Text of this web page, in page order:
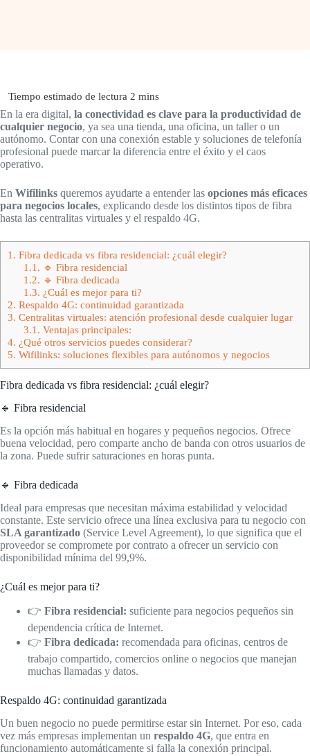
En la era digital, la conectividad es clave para la productividad de
cualquier negocio, ya sea una tienda, una oficina, un taller o un
autónomo. Contar con una conexión estable y soluciones de telefonía
profesional puede marcar la diferencia entre el éxito y el caos
operativo.
En Wifilinks queremos ayudarte a entender las opciones más eficaces
para negocios locales, explicando desde los distintos tipos de fibra
hasta las centralitas virtuales y el respaldo 4G.
1. Fibra dedicada vs fibra residencial: ¿cuál elegir?
1.1. 🔹 Fibra residencial
1.2. 🔹 Fibra dedicada
1.3. ¿Cuál es mejor para ti?
2. Respaldo 4G: continuidad garantizada
3. Centralitas virtuales: atención profesional desde cualquier lugar
3.1. Ventajas principales:
4. ¿Qué otros servicios puedes considerar?
5. Wifilinks: soluciones flexibles para autónomos y negocios
Fibra dedicada vs fibra residencial: ¿cuál elegir?
🔹 Fibra residencial
Es la opción más habitual en hogares y pequeños negocios. Ofrece
buena velocidad, pero comparte ancho de banda con otros usuarios de
la zona. Puede sufrir saturaciones en horas punta.
🔹 Fibra dedicada
Ideal para empresas que necesitan máxima estabilidad y velocidad
constante. Este servicio ofrece una línea exclusiva para tu negocio con
SLA garantizado (Service Level Agreement), lo que significa que el
proveedor se compromete por contrato a ofrecer un servicio con
disponibilidad mínima del 99,9%.
¿Cuál es mejor para ti?
👉 Fibra residencial: suficiente para negocios pequeños sin
dependencia crítica de Internet.
👉 Fibra dedicada: recomendada para oficinas, centros de
trabajo compartido, comercios online o negocios que manejan
muchas llamadas y datos.
Respaldo 4G: continuidad garantizada
Un buen negocio no puede permitirse estar sin Internet. Por eso, cada
vez más empresas implementan un respaldo 4G, que entra en
funcionamiento automáticamente si falla la conexión principal.